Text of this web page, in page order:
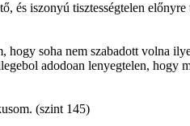
és iszonyú tisztességtelen előnyre
soha nem szabadott volna
adodoan lenyegtelen, hogy
(szint 145)